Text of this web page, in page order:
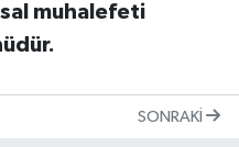
muhalefeti
SONRAKI